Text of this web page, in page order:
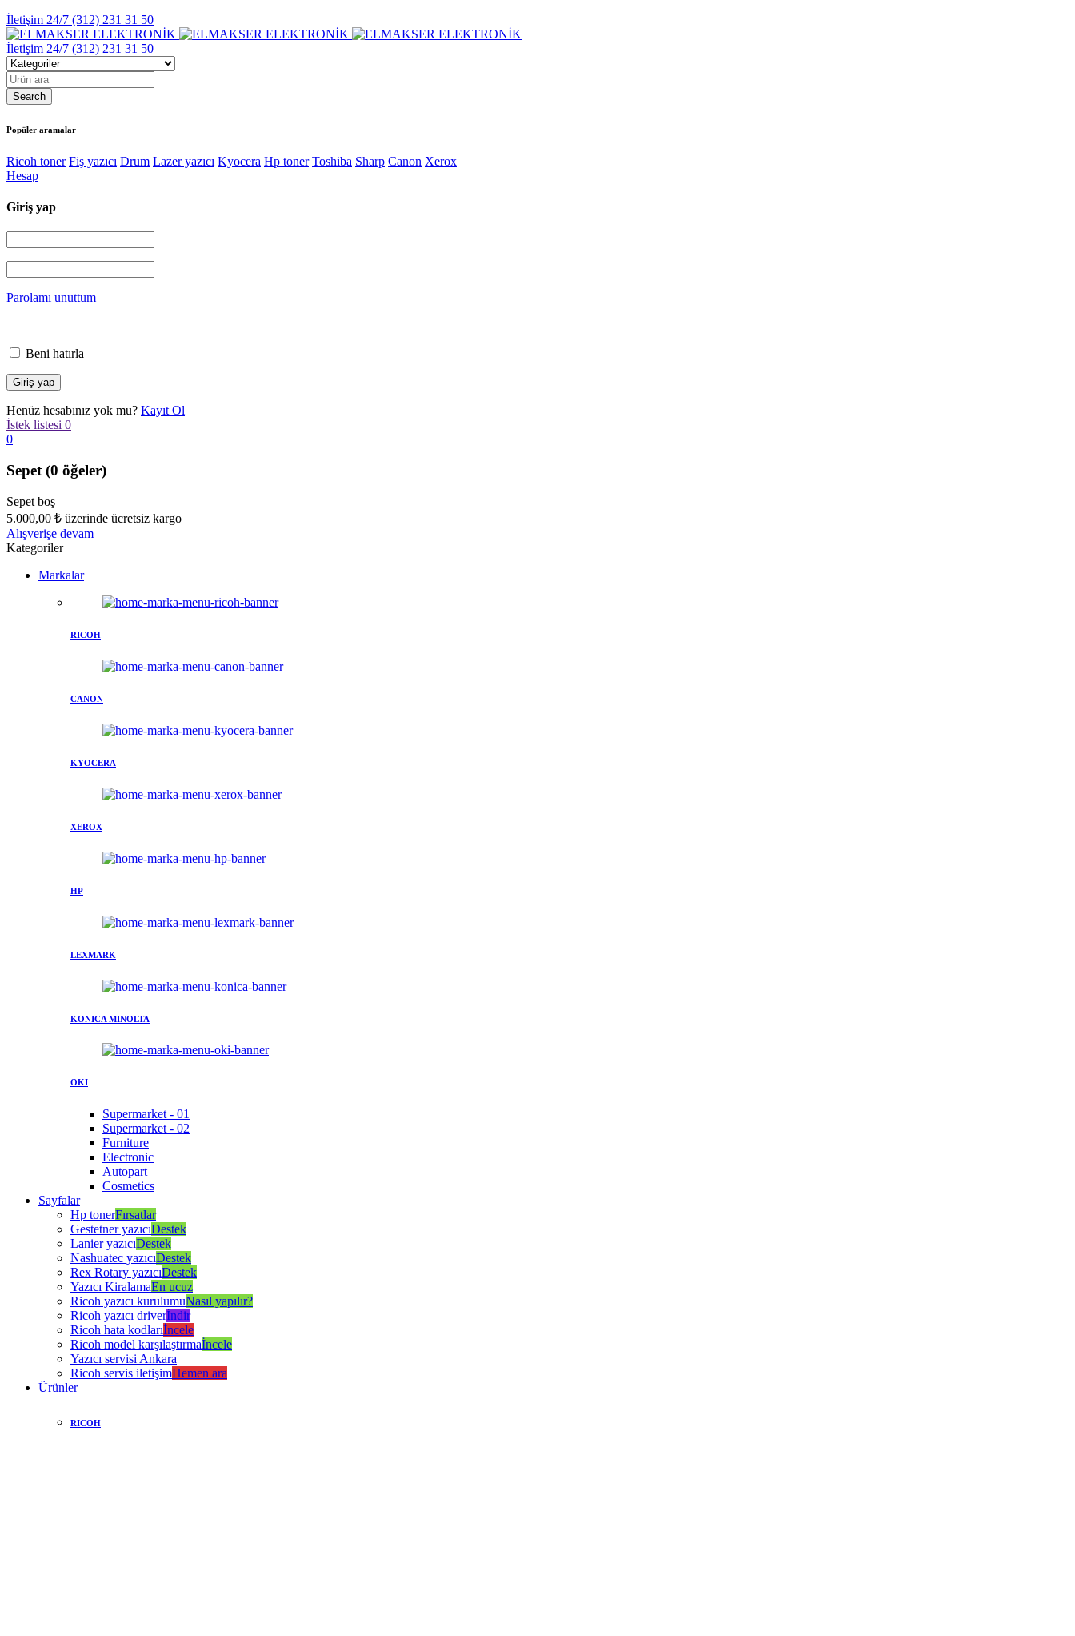
İletişim 24/7 (312) 231 31 50
İletişim 24/7 (312) 231 31 50
Popüler aramalar
Ricoh toner Fiş yazıcı Drum Lazer yazıcı Kyocera Hp toner Toshiba Sharp Canon Xerox
Hesap
Giriş yap
Parolamı unuttum
Beni hatırla
Henüz hesabınız yok mu? Kayıt Ol
İstek listesi 0
0
Sepet (0 öğeler)
Sepet boş
5.000,00 ₺ üzerinde ücretsiz kargo
Alışverişe devam
Kategoriler
Markalar
RICOH
CANON
KYOCERA
XEROX
HP
LEXMARK
KONICA MINOLTA
OKI
Supermarket - 01
Supermarket - 02
Furniture
Electronic
Autopart
Cosmetics
Sayfalar
Hp tonerFırsatlar
Gestetner yazıcıDestek
Lanier yazıcıDestek
Nashuatec yazıcıDestek
Rex Rotary yazıcıDestek
Yazıcı KiralamaEn ucuz
Ricoh yazıcı kurulumuNasıl yapılır?
Ricoh yazıcı driverİndir
Ricoh hata kodlarıİncele
Ricoh model karşılaştırmaİncele
Yazıcı servisi Ankara
Ricoh servis iletişimHemen ara
Ürünler
RICOH